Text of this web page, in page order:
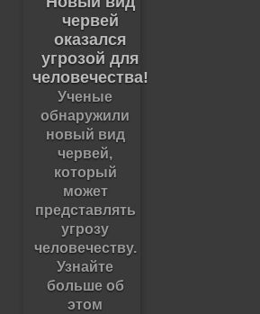
червей
оказался
угрозой для
человечества!
Ученые
обнаружили
новый вид
червей,
который
может
представлять
угрозу
человечеству.
Узнайте
больше об
этом